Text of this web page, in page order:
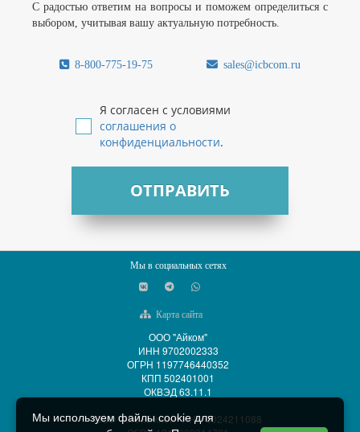
С радостью ответим на вопросы и поможем определиться с
выбором, учитывая вашу актуальную потребность.
8-800-775-19-75 sales@icbcom.ru
Я согласен с условиями
соглашения о
конфиденциальности.
ОТПРАВИТЬ
Мы в социальных сетях
Карта сайта
ООО "Айком"
ИНН 9702002333
ОГРН 1197746440352
КПП 502401001
ОКВЭД 63.11.1
ООО "АйСиБиКом" ИНН 5024211088
Мы используем файлы cookie для